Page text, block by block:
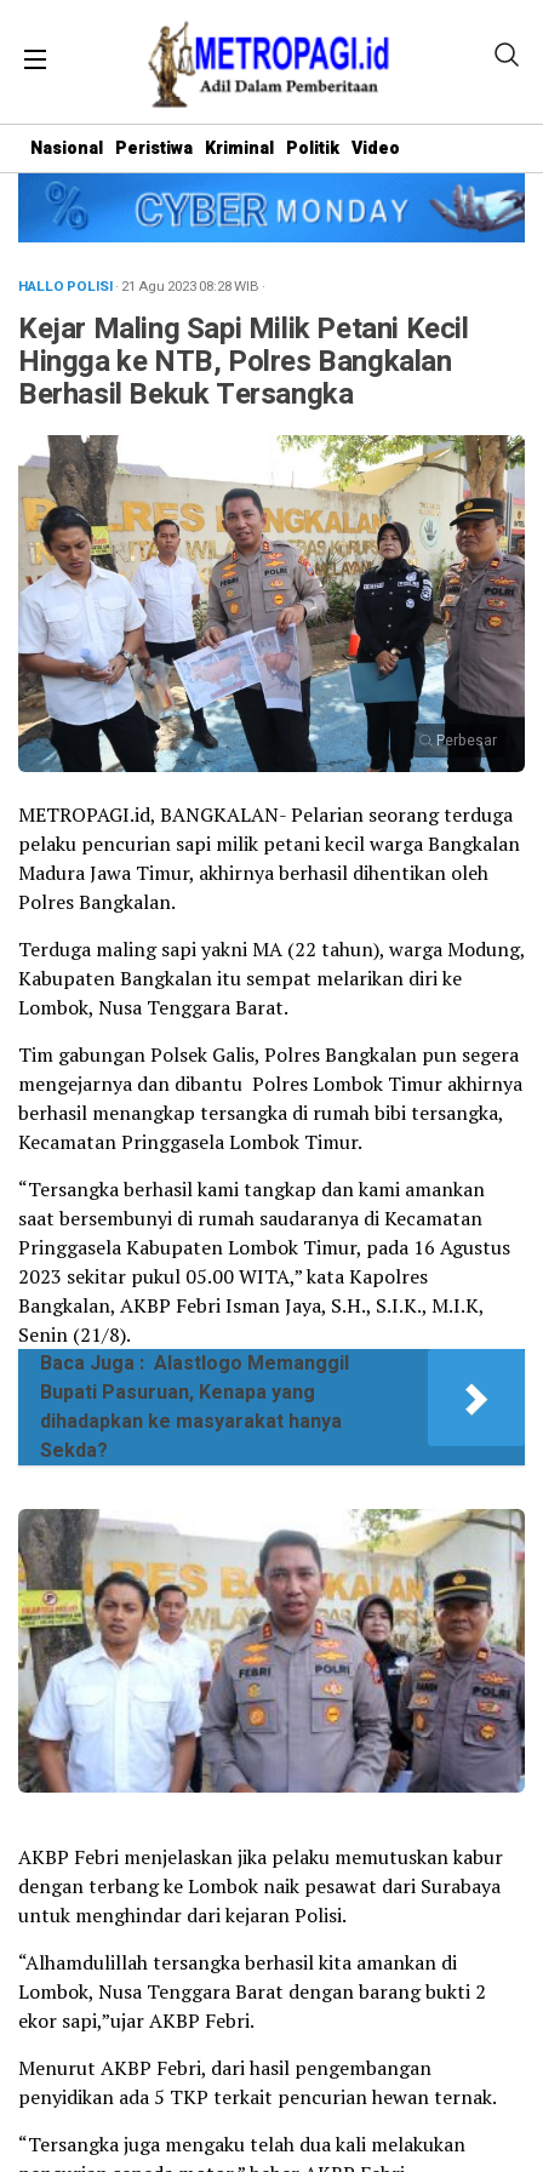
Nasional Peristiwa Kriminal Politik Video
HALLO POLISI· 21 Agu 202308:28WIB ·
Kejar Maling Sapi Milik Petani Kecil
Hingga ke NTB, Polres Bangkalan
Berhasil Bekuk Tersangka
Perbesar
METROPAGI.id, BANGKALAN- Pelarian seorang terduga
pelaku pencurian sapi milik petani kecil warga Bangkalan
Madura Jawa Timur, akhirnya berhasil dihentikan oleh
Polres Bangkalan.
Terduga maling sapi yakni MA (22 tahun), warga Modung,
Kabupaten Bangkalan itu sempat melarikan diri ke
Lombok, Nusa Tenggara Barat.
Tim gabungan Polsek Galis, Polres Bangkalan pun segera
mengejarnya dan dibantu Polres Lombok Timur akhirnya
berhasil menangkap tersangka di rumah bibi tersangka,
Kecamatan Pringgasela Lombok Timur.
“Tersangka berhasil kami tangkap dan kami amankan
saat bersembunyi di rumah saudaranya di Kecamatan
Pringgasela Kabupaten Lombok Timur, pada 16 Agustus
2023 sekitar pukul 05.00 WITA,” kata Kapolres
Bangkalan, AKBP Febri Isman Jaya, S.H., S.I.K., M.I.K,
Senin (21/8).
Baca Juga : Alastlogo Memanggil
Bupati Pasuruan, Kenapa yang
dihadapkan ke masyarakat hanya
Sekda?
AKBP Febri menjelaskan jika pelaku memutuskan kabur
dengan terbang ke Lombok naik pesawat dari Surabaya
untuk menghindar dari kejaran Polisi.
“Alhamdulillah tersangka berhasil kita amankan di
Lombok, Nusa Tenggara Barat dengan barang bukti 2
ekor sapi,”ujar AKBP Febri.
Menurut AKBP Febri, dari hasil pengembangan
penyidikan ada 5 TKP terkait pencurian hewan ternak.
“Tersangka juga mengaku telah dua kali melakukan